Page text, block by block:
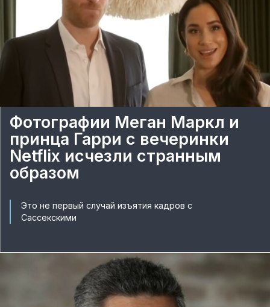
Фотографии Меган Маркл и
принца Гарри с вечеринки
Netflix исчезли странным
образом
Это не первый случай изъятия кадров с
Сассекскими